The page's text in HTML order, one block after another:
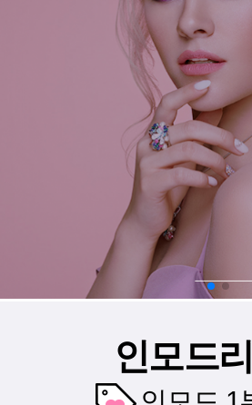
인모드